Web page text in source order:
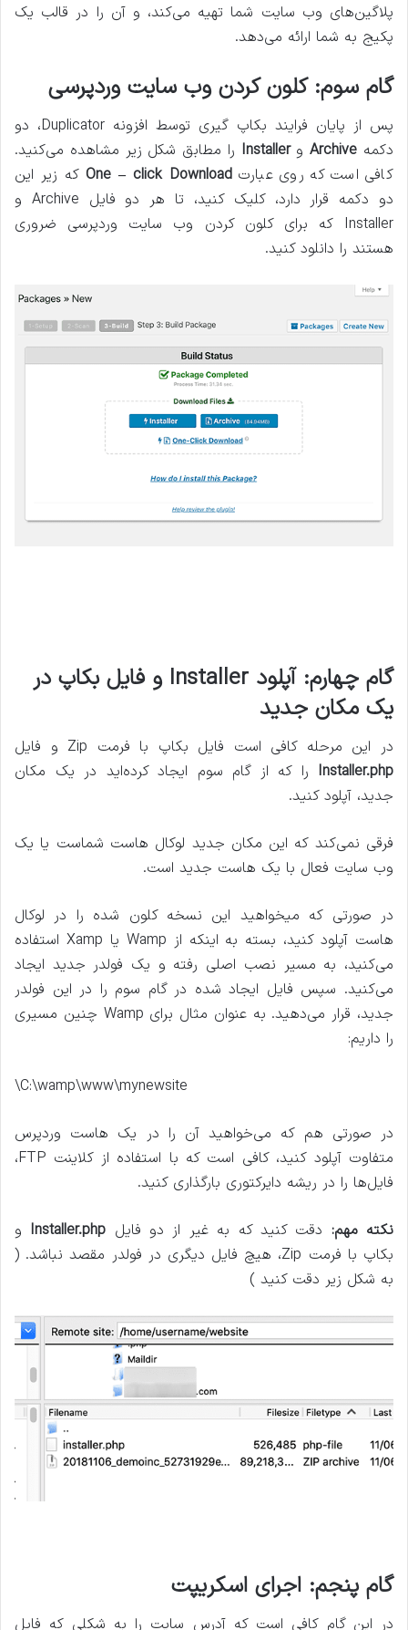
پلاگین‌های وب سایت شما تهیه می‌کند، و آن را در قالب یک
پکیج به شما ارائه می‌دهد.
گام سوم: کلون کردن وب سایت وردپرسی
پس از پایان فرایند بکاپ گیری توسط افزونه Duplicator، دو
دکمه ArchiveوInstaller را مطابق شکل زیر مشاهده می‌کنید.
کافی است که روی عبارتOne – click Downloadکه زیر این
دو دکمه قرار دارد، کلیک کنید، تا هر دو فایل Archive و
Installer که برای کلون کردن وب سایت وردپرسی ضروری
هستند را دانلود کنید.
گام چهارم: آپلود Installer و فایل بکاپ در
یک مکان جدید
در این مرحله کافی است فایل بکاپ با فرمت Zip و فایل
Installer.php را که از گام سوم ایجاد کرده‌اید در یک مکان
جدید، آپلود کنید.
فرقی نمی‌کند که این مکان جدید لوکال هاست شماست یا یک
وب سایت فعال با یک هاست جدید است.
در صورتی که میخواهید این نسخه کلون شده را در لوکال
هاست آپلود کنید، بسته به اینکه از Wamp یا Xamp استفاده
می‌کنید، به مسیر نصب اصلی رفته و یک فولدر جدید ایجاد
می‌کنید. سپس فایل ایجاد شده در گام سوم را در این فولدر
جدید، قرار می‌دهید. به عنوان مثال برای Wamp چنین مسیری
را داریم:
در صورتی هم که می‌خواهید آن را در یک هاست وردپرس
متفاوت آپلود کنید، کافی است که با استفاده از کلاینت FTP،
فایل‌ها را در ریشه دایرکتوری بارگذاری کنید.
نکته مهم: دقت کنید که به غیر از دو فایل Installer.php و
بکاپ با فرمت Zip، هیچ فایل دیگری در فولدر مقصد نباشد. (
به شکل زیر دقت کنید )
گام پنجم: اجرای اسکریپت
در این گام کافی است که آدرس سایت را به شکلی که فایل